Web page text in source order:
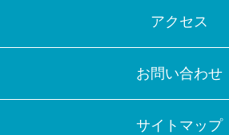
アクセス
お問い合わせ
サイトマップ